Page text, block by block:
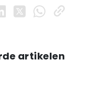
artikelen